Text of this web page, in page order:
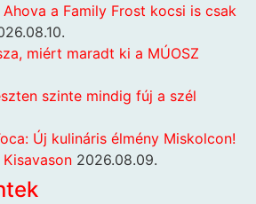
a Family Frost kocsi is csak
miért maradt ki a MÚOSZ
szinte mindig fúj a szél
Új kulináris élmény Miskolcon!
2026.08.09.